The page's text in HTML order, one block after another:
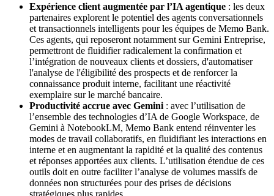
Expérience client augmentée par l’IA agentique : les deux
partenaires explorent le potentiel des agents conversationnels
et transactionnels intelligents pour les équipes de Memo Bank.
Ces agents, qui reposeront notamment sur Gemini Entreprise,
permettront de fluidifier radicalement la confirmation et
l’intégration de nouveaux clients et dossiers, d'automatiser
l'analyse de l'éligibilité des prospects et de renforcer la
connaissance produit interne, facilitant une réactivité
exemplaire sur le marché bancaire.
Productivité accrue avec Gemini : avec l’utilisation de
l’ensemble des technologies d’IA de Google Workspace, de
Gemini à NotebookLM, Memo Bank entend réinventer les
modes de travail collaboratifs, en fluidifiant les interactions en
interne et en augmentant la rapidité et la qualité des contenus
et réponses apportées aux clients. L’utilisation étendue de ces
outils doit en outre faciliter l’analyse de volumes massifs de
données non structurées pour des prises de décisions
stratégiques plus rapides.